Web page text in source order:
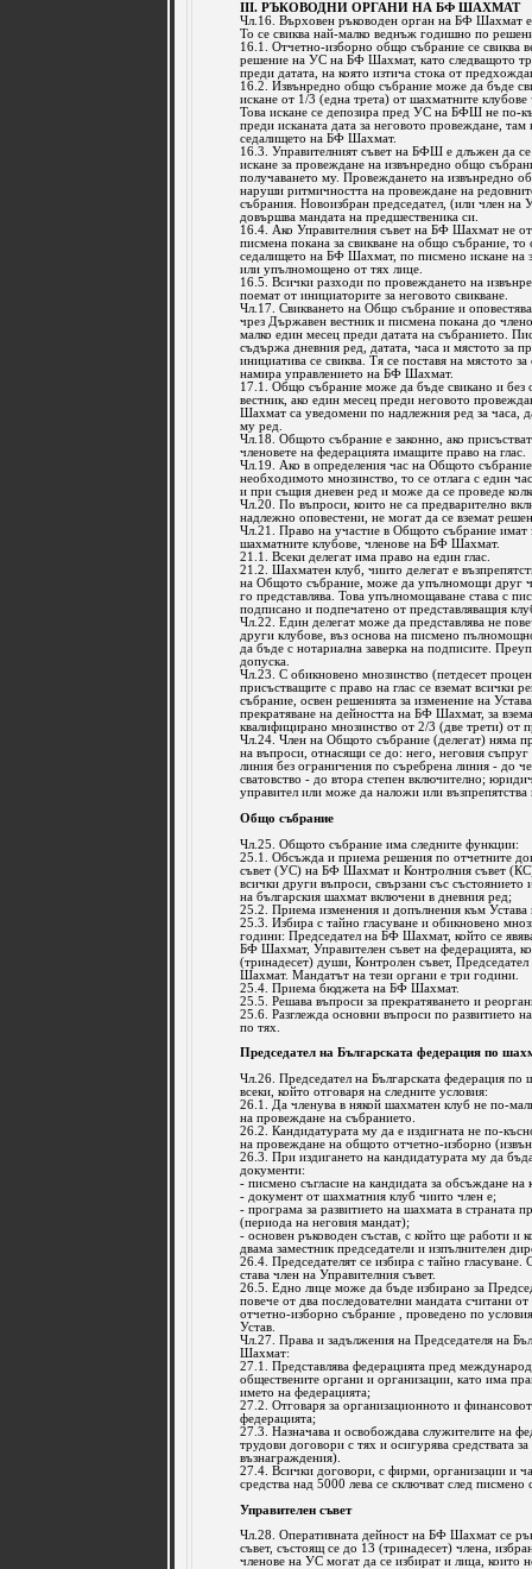
III. РЪКОВОДНИ ОРГАНИ НА БФ ШАХМАТ
Чл.16. Върховен ръководен орган на БФ Шахмат
То се свиква най-малко веднъж годишно по
16.1. Отчетно-изборно общо събрание се свиква
решение на УС на БФ Шахмат, като следващото
преди датата, на която изтича стока от
16.2. Извънредно общо събрание може да бъде
искане от 1/3 (една трета) от шахматните
Това искане се депозира пред УС на БФШ не по-
преди исканата дата за неговото провеждане, там
седалището на БФ Шахмат.
16.3. Управителният съвет на БФШ е длъжен да се
искане за провеждане на извънредно общо
получаването му. Провеждането на извънредно
наруши ритмичността на провеждане на
събрания. Новоизбран председател, (или член на
довършва мандата на предшественика си.
16.4. Ако Управителния съвет на БФ Шахмат не
писмена покана за свикване на общо събрание, то
седалището на БФ Шахмат, по писмено искане на
или упълномощено от тях лице.
16.5. Всички разходи по провеждането на
поемат от инициаторите за неговото свикване.
Чл.17. Свикването на Общо събрание и
чрез Държавен вестник и писмена покана до
малко един месец преди датата на събранието.
съдържа дневния ред, датата, часа и мястото за
инициатива се свиква. Тя се поставя на мястото за
намира управлението на БФ Шахмат.
17.1. Общо събрание може да бъде свикано и без
вестник, ако един месец преди неговото
Шахмат са уведомени по надлежния ред за часа,
му ред.
Чл.18. Общото събрание е законно, ако
членовете на федерацията имащите право на глас.
Чл.19. Ако в определения час на Общото
необходимото мнозинство, то се отлага с един
и при същия дневен ред и може да се проведе
Чл.20. По въпроси, които не са предварително
надлежно оповестени, не могат да се вземат
Чл.21. Право на участие в Общото събрание имат
шахматните клубове, членове на БФ Шахмат.
21.1. Всеки делегат има право на един глас.
21.2. Шахматен клуб, чиито делегат е
на Общото събрание, може да упълномощи друг
го представлява. Това упълномощаване става с
подписано и подпечатено от представляващия
Чл.22. Един делегат може да представлява не
други клубове, въз основа на писмено
да бъде с нотариална заверка на подписите.
допуска.
Чл.23. С обикновено мнозинство (петдесет
присъстващите с право на глас се вземат всички
събрание, освен решенията за изменение на
прекратяване на дейността на БФ Шахмат, за
квалифицирано мнозинство от 2/3 (две трети) от
Чл.24. Член на Общото събрание (делегат) няма
на въпроси, отнасящи се до: него, неговия
линия без ограничения по съребрена линия - до
сватовство - до втора степен включително;
управител или може да наложи или възпрепятства
Общо събрание
Чл.25. Общото събрание има следните функции:
25.1. Обсъжда и приема решения по отчетните
съвет (УС) на БФ Шахмат и Контролния съвет
всички други въпроси, свързани със състоянието
на българския шахмат включени в дневния ред;
25.2. Приема изменения и допълнения към
25.3. Избира с тайно гласуване и обикновено
години: Председател на БФ Шахмат, който се
БФ Шахмат, Управителен съвет на федерацията,
(тринадесет) души, Контролен съвет,
Шахмат. Мандатът на тези органи е три години.
25.4. Приема бюджета на БФ Шахмат.
25.5. Решава въпроси за прекратяването и
25.6. Разглежда основни въпроси по развитието
по тях.
Председател на Българската федерация по
Чл.26. Председател на Българската федерация
всеки, който отговаря на следните условия:
26.1. Да членува в някой шахматен клуб не по-
на провеждане на събранието.
26.2. Кандидатурата му да е издигната не по-
на провеждане на общото отчетно-изборно
26.3. При издигането на кандидатурата му да
документи:
- писмено съгласие на кандидата за обсъждане на
- документ от шахматния клуб чиито член е;
- програма за развитието на шахмата в страната
(периода на неговия мандат);
- основен ръководен състав, с който ще работи и
двама заместник председатели и изпълнителен
26.4. Председателят се избира с тайно гласуване.
става член на Управителния съвет.
26.5. Едно лице може да бъде избирано за
повече от два последователни мандата считани
отчетно-изборно събрание , проведено по
Устав.
Чл.27. Права и задължения на Председателя на
Шахмат:
27.1. Представлява федерацията пред
обществените органи и организации, като има
името на федерацията;
27.2. Отговаря за организационното и
федерацията;
27.3. Назначава и освобождава служителите на
трудови договори с тях и осигурява средствата
възнаграждения).
27.4. Всички договори, с фирми, организации и
средства над 5000 лева се сключват след
Управителен съвет
Чл.28. Оперативната дейност на БФ Шахмат се
съвет, състоящ се до 13 (тринадесет) члена,
членове на УС могат да се избират и лица, които